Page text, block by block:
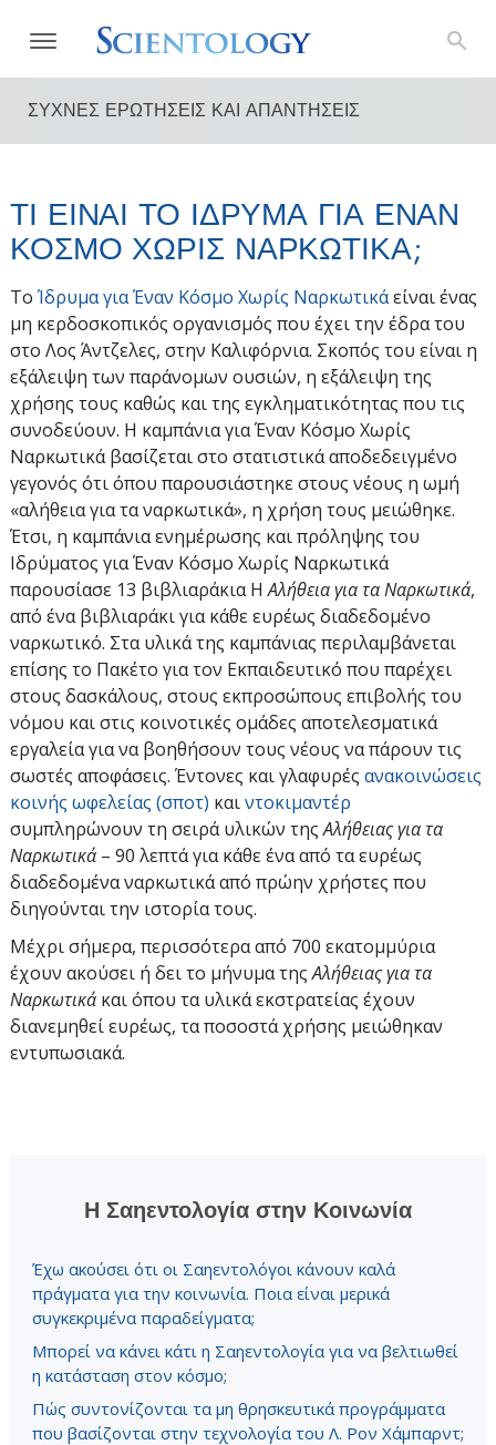
ΣΥΧΝΕΣ ΕΡΩΤΗΣΕΙΣ ΚΑΙ ΑΠΑΝΤΗΣΕΙΣ
ΤΙ ΕΙΝΑΙ ΤΟ ΙΔΡΥΜΑ ΓΙΑ ΕΝΑΝ
ΚΟΣΜΟ ΧΩΡΙΣ ΝΑΡΚΩΤΙΚΑ;
Το Ίδρυμα για Έναν Κόσμο Χωρίς Ναρκωτικάείναι ένας
μη κερδοσκοπικός οργανισμός που έχει την έδρα του
στο Λος Άντζελες, στην Καλιφόρνια. Σκοπός του είναι η
εξάλειψη των παράνομων ουσιών, η εξάλειψη της
χρήσης τους καθώς και της εγκληματικότητας που τις
συνοδεύουν. Η καμπάνια για Έναν Κόσμο Χωρίς
Ναρκωτικά βασίζεται στο στατιστικά αποδεδειγμένο
γεγονός ότι όπου παρουσιάστηκε στους νέους η ωμή
«αλήθεια για τα ναρκωτικά», η χρήση τους μειώθηκε.
Έτσι, η καμπάνια ενημέρωσης και πρόληψης του
Ιδρύματος για Έναν Κόσμο Χωρίς Ναρκωτικά
παρουσίασε 13 βιβλιαράκια ΗΑλήθεια για τα Ναρκωτικά,
από ένα βιβλιαράκι για κάθε ευρέως διαδεδομένο
ναρκωτικό. Στα υλικά της καμπάνιας περιλαμβάνεται
επίσης το Πακέτο για τον Εκπαιδευτικό που παρέχει
στους δασκάλους, στους εκπροσώπους επιβολής του
νόμου και στις κοινοτικές ομάδες αποτελεσματικά
εργαλεία για να βοηθήσουν τους νέους να πάρουν τις
σωστές αποφάσεις. Έντονες και γλαφυρές ανακοινώσεις
κοινής ωφελείας (σποτ) καιντοκιμαντέρ
συμπληρώνουν τη σειρά υλικών τηςΑλήθειας για τα
Ναρκωτικά – 90 λεπτά για κάθε ένα από τα ευρέως
διαδεδομένα ναρκωτικά από πρώην χρήστες που
διηγούνται την ιστορία τους.
Μέχρι σήμερα, περισσότερα από 700 εκατομμύρια
έχουν ακούσει ή δει το μήνυμα τηςΑλήθειας για τα
Ναρκωτικά και όπου τα υλικά εκστρατείας έχουν
διανεμηθεί ευρέως, τα ποσοστά χρήσης μειώθηκαν
εντυπωσιακά.
Η Σαηεντολογία στην Κοινωνία
Έχω ακούσει ότι οι Σαηεντολόγοι κάνουν καλά
πράγματα για την κοινωνία. Ποια είναι μερικά
συγκεκριμένα παραδείγματα;
Μπορεί να κάνει κάτι η Σαηεντολογία για να βελτιωθεί
η κατάσταση στον κόσμο;
Πώς συντονίζονται τα μη θρησκευτικά προγράμματα
που βασίζονται στην τεχνολογία του Λ. Ρον Χάμπαρντ;